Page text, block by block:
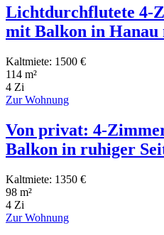
Lichtdurchflutete 4-
mit Balkon in Hanau
Kaltmiete: 1500 €
114 m²
4 Zi
Zur Wohnung
Von privat: 4-
Balkon in ruhiger
Kaltmiete: 1350 €
98 m²
4 Zi
Zur Wohnung